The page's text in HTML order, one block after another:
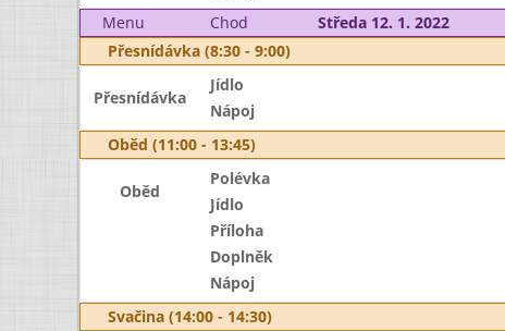
Menu
Chod Středa 12. 1. 2022
Přesnídávka (8:30 - 9:00)
Přesnídávka
Jídlo
Nápoj
Oběd (11:00 - 13:45)
Oběd
Polévka
Jídlo
Příloha
Doplněk
Nápoj
Svačina (14:00 - 14:30)